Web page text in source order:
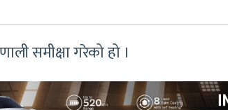
समीक्षा गरेको हो ।